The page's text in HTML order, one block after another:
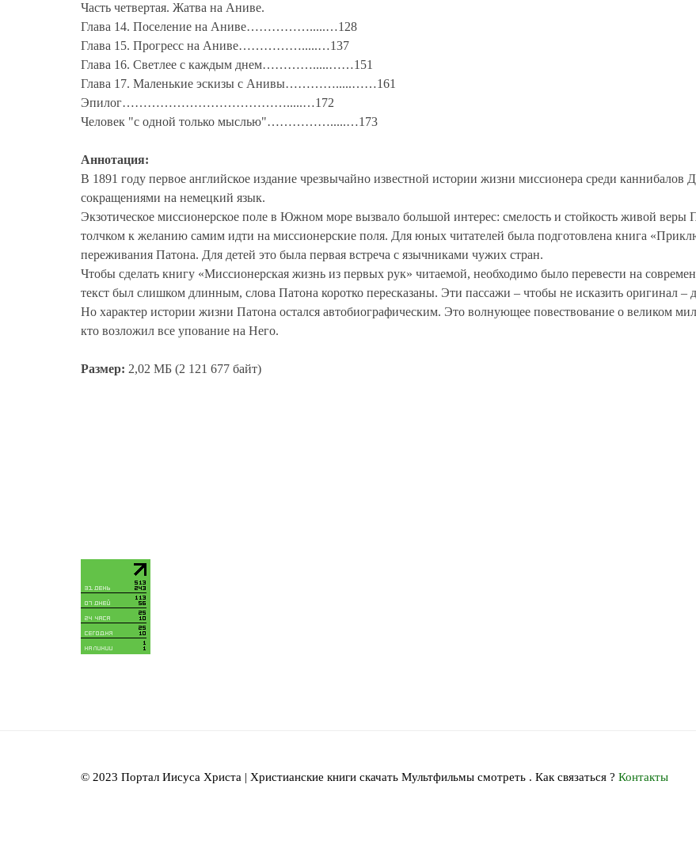
Часть четвертая. Жатва на Аниве.
Глава 14. Поселение на Аниве…………….....…128
Глава 15. Прогресс на Аниве…………….....…137
Глава 16. Светлее с каждым днем………….....……151
Глава 17. Маленькие эскизы с Анивы………….....……161
Эпилог………………………………….....…172
Человек "с одной только мыслью"…………….....…173
Аннотация:
В 1891 году первое английское издание чрезвычайно известной истории жизни миссионера среди
сокращениями на немецкий язык.
Экзотическое миссионерское поле в Южном море вызвало большой интерес: смелость и стойкость живой
толчком к желанию самим идти на миссионерские поля. Для юных читателей была подготовлена книга
переживания Патона. Для детей это была первая встреча с язычниками чужих стран.
Чтобы сделать книгу «Миссионерская жизнь из первых рук» читаемой, необходимо было перевести на
текст был слишком длинным, слова Патона коротко пересказаны. Эти пассажи – чтобы не исказить оригинал –
Но характер истории жизни Патона остался автобиографическим. Это волнующее повествование о великом
кто возложил все упование на Него.
Размер: 2,02 МБ (2 121 677 байт)
© 2023 Портал Иисуса Христа | Христианские книги скачать Мультфильмы смотреть . Как связаться ? Контакты